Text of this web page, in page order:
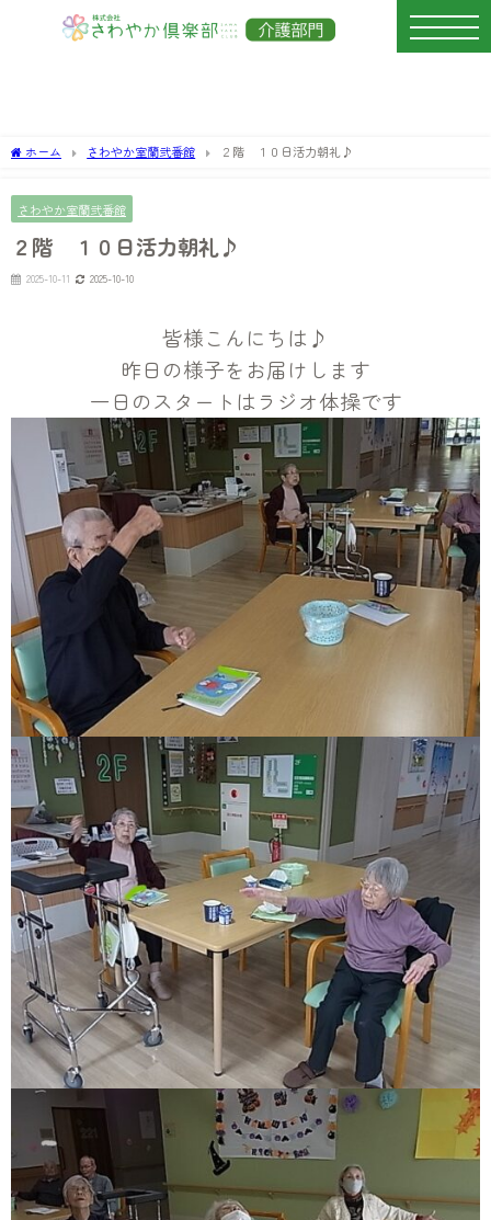
ホーム さわやか室蘭弐番館 ２階 １０日活力朝礼♪
さわやか室蘭弐番館
２階 １０日活力朝礼♪
2025-10-11 2025-10-10
皆様こんにちは♪
昨日の様子をお届けします
一日のスタートはラジオ体操です